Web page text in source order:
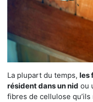
La plupart du temps, les
résident dans un nid ou
fibres de cellulose